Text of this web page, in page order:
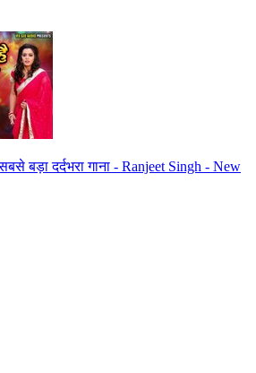
बड़ा दर्दभरा गाना - Ranjeet Singh - New